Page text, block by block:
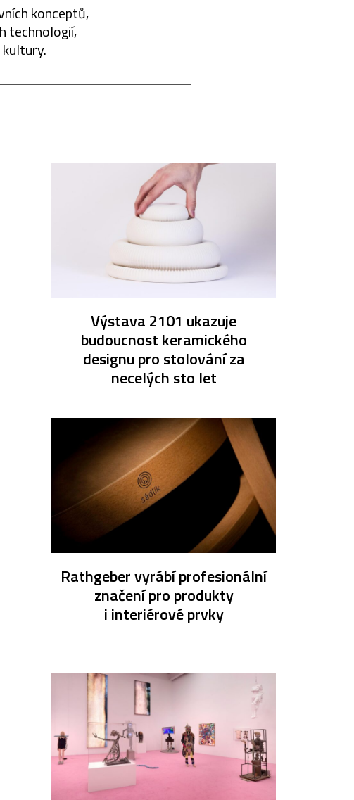
konceptů,
technologií,
Výstava 2101 ukazuje
budoucnost keramického
designu pro stolování za
necelých sto let
Rathgeber vyrábí profesionální
značení pro produkty
i interiérové prvky